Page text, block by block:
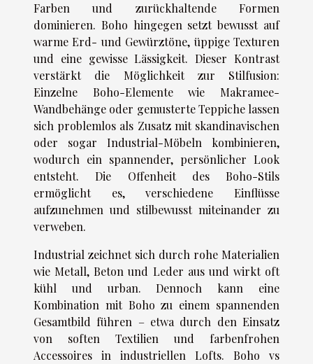
Farben und zurückhaltende Formen
dominieren. Boho hingegen setzt bewusst auf
warme Erd- und Gewürztöne, üppige Texturen
und eine gewisse Lässigkeit. Dieser Kontrast
verstärkt die Möglichkeit zur Stilfusion:
Einzelne Boho-Elemente wie Makramee-
Wandbehänge oder gemusterte Teppiche lassen
sich problemlos als Zusatz mit skandinavischen
oder sogar Industrial-Möbeln kombinieren,
wodurch ein spannender, persönlicher Look
entsteht. Die Offenheit des Boho-Stils
ermöglicht es, verschiedene Einflüsse
aufzunehmen und stilbewusst miteinander zu
verweben.
Industrial zeichnet sich durch rohe Materialien
wie Metall, Beton und Leder aus und wirkt oft
kühl und urban. Dennoch kann eine
Kombination mit Boho zu einem spannenden
Gesamtbild führen – etwa durch den Einsatz
von soften Textilien und farbenfrohen
Accessoires in industriellen Lofts. Boho vs